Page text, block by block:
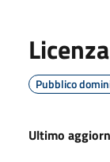
Pubblico
Ultimo